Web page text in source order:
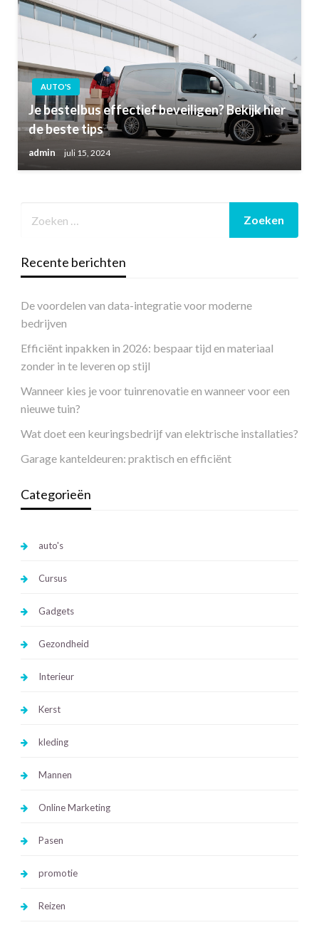
AUTO'S
Je bestelbus effectief beveiligen? Bekijk hier
de beste tips
admin juli 15, 2024
Recente berichten
De voordelen van data-integratie voor moderne
bedrijven
Efficiënt inpakken in 2026: bespaar tijd en materiaal
zonder in te leveren op stijl
Wanneer kies je voor tuinrenovatie en wanneer voor een
nieuwe tuin?
Wat doet een keuringsbedrijf van elektrische installaties?
Garage kanteldeuren: praktisch en efficiënt
Categorieën
auto's
Cursus
Gadgets
Gezondheid
Interieur
Kerst
kleding
Mannen
Online Marketing
Pasen
promotie
Reizen